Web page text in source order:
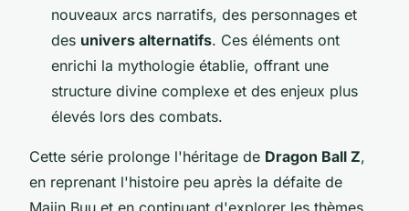
nouveaux arcs narratifs, des personnages et
des univers alternatifs. Ces éléments ont
enrichi la mythologie établie, offrant une
structure divine complexe et des enjeux plus
élevés lors des combats.
Cette série prolonge l'héritage de Dragon Ball Z,
en reprenant l'histoire peu après la défaite de